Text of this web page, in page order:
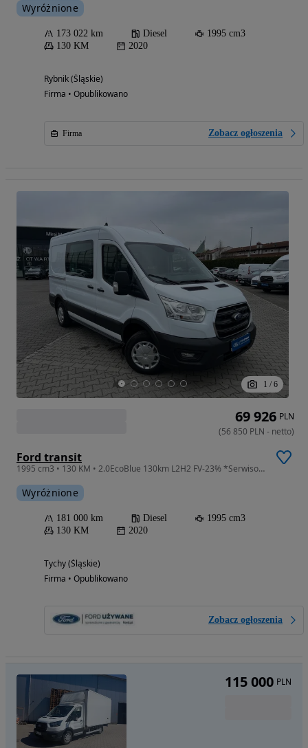
Wyróżnione
173 022 km Diesel
1995 cm3
130 KM
2020
Rybnik (Śląskie)
Firma • Opublikowano
Firma Zobacz ogłoszenia
1 / 6
Ford transit
1995 cm3 • 130 KM • 2.0EcoBlue 130km L2H2 FV-23% *Serwisowany*bezwypadkowy*kamera*winter*
Wyróżnione
181 000 km Diesel
1995 cm3
130 KM
2020
Tychy (Śląskie)
Firma • Opublikowano
Zobacz ogłoszenia
69 926 PLN
(56 850 PLN - netto)
115 000 PLN